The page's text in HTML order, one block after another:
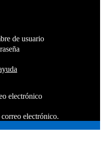
de usuario
electrónico
electrónico.